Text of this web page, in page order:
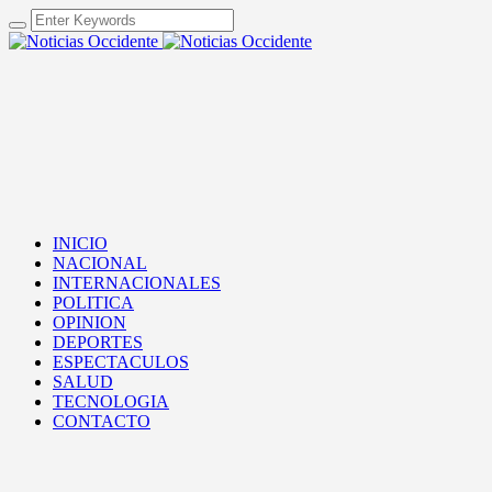
INICIO
NACIONAL
INTERNACIONALES
POLITICA
OPINION
DEPORTES
ESPECTACULOS
SALUD
TECNOLOGIA
CONTACTO